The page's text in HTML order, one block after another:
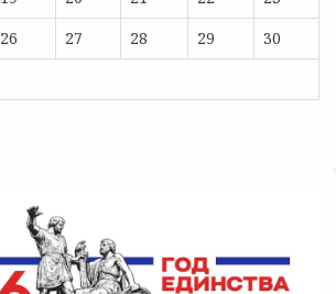
26 27 28 29
30